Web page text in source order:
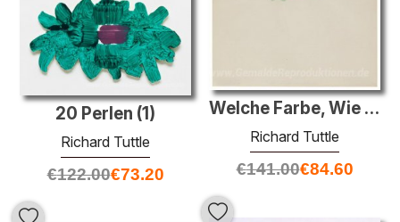
Welche Farbe, Wie man
Richard Tuttle
€141.00€84.60
20 Perlen (1)
Richard Tuttle
€122.00€73.20